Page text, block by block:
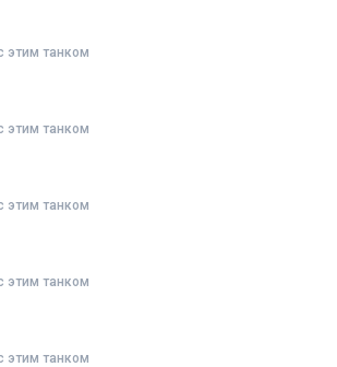
этим танком
этим танком
этим танком
этим танком
этим танком